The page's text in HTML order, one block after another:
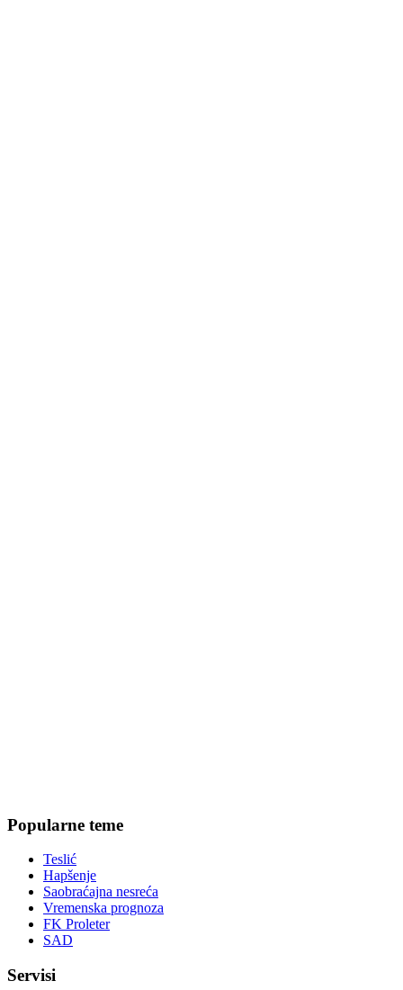
Popularne teme
Teslić
Hapšenje
Saobraćajna nesreća
Vremenska prognoza
FK Proleter
SAD
Servisi